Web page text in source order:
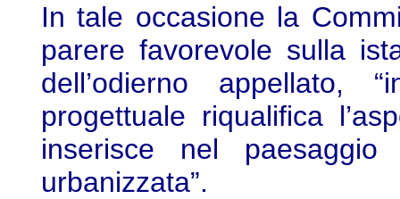
In tale occasione la
parere favorevole sulla
dell’odierno appellato,
progettuale riqualifica
inserisce nel
urbanizzata”.